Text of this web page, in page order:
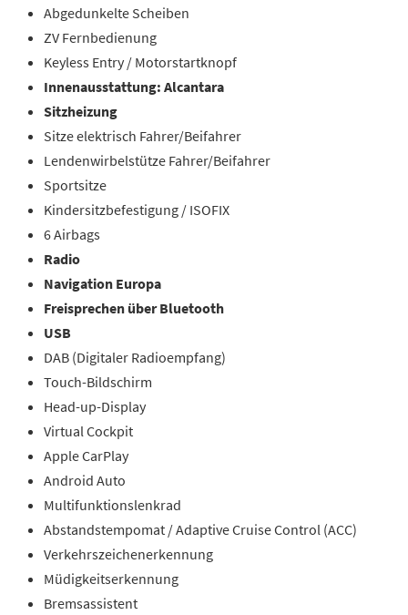
Abgedunkelte Scheiben
ZV Fernbedienung
Keyless Entry / Motorstartknopf
Innenausstattung: Alcantara
Sitzheizung
Sitze elektrisch Fahrer/Beifahrer
Lendenwirbelstütze Fahrer/Beifahrer
Sportsitze
Kindersitzbefestigung / ISOFIX
6 Airbags
Radio
Navigation Europa
Freisprechen über Bluetooth
USB
DAB (Digitaler Radioempfang)
Touch-Bildschirm
Head-up-Display
Virtual Cockpit
Apple CarPlay
Android Auto
Multifunktionslenkrad
Abstandstempomat / Adaptive Cruise Control (ACC)
Verkehrszeichenerkennung
Müdigkeitserkennung
Bremsassistent